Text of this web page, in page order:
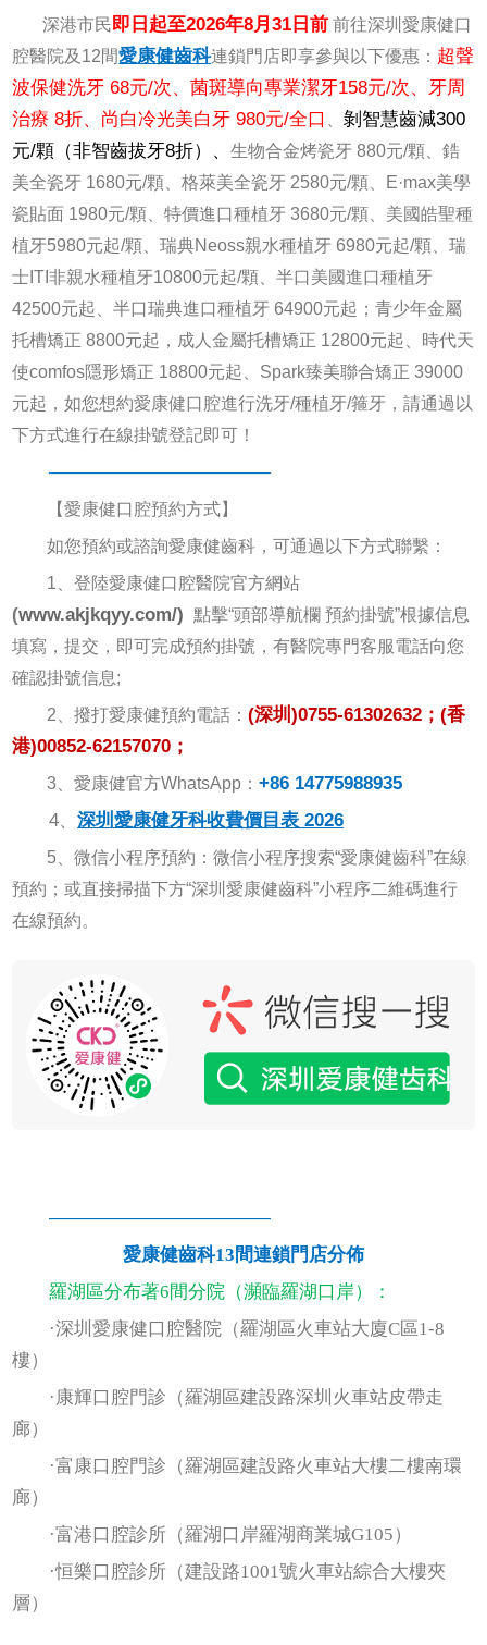
深港市民即日起至2026年8月31日前 前往深圳愛康健口
腔醫院及12間愛康健齒科連鎖門店即享參與以下優惠： 超聲
波保健洗牙 68元/次、菌斑導向專業潔牙158元/次、牙周
治療 8折、尚白冷光美白牙 980元/全口
、剝智慧齒減300
元/顆（非智齒拔牙8折）、生物合金烤瓷牙 880元/顆、鋯
美全瓷牙 1680元/顆、格萊美全瓷牙 2580元/顆、E·max美學
瓷貼面 1980元/顆、特價進口種植牙 3680元/顆、美國皓聖種
植牙5980元起/顆、瑞典Neoss親水種植牙 6980元起/顆、瑞
士ITI非親水種植牙10800元起/顆、半口美國進口種植牙
42500元起、半口瑞典進口種植牙 64900元起；青少年金屬
托槽矯正 8800元起，成人金屬托槽矯正 12800元起、時代天
使comfos隱形矯正 18800元起、Spark臻美聯合矯正 39000
元起，如您想約愛康健口腔進行洗牙/種植牙/箍牙，請通過以
下方式進行在線掛號登記即可！
————————————
【愛康健口腔預約方式】
如您預約或諮詢愛康健齒科，可通過以下方式聯繫：
1、登陸愛康健口腔醫院官方網站
(www.akjkqyy.com/) 點擊“頭部導航欄 預約掛號”根據信息
填寫，提交，即可完成預約掛號，有醫院專門客服電話向您
確認掛號信息;
2、撥打愛康健預約電話：(深圳)0755-61302632；(香
港)00852-62157070；
3、愛康健官方WhatsApp：+86 14775988935
4、深圳愛康健牙科收費價目表 2026
5、微信小程序預約：微信小程序搜索“愛康健齒科”在線
預約；或直接掃描下方“深圳愛康健齒科”小程序二維碼進行
在線預約。
————————————
愛康健齒科13間連鎖門店分佈
羅湖區分布著6間分院（瀕臨羅湖口岸）：
·深圳愛康健口腔醫院（羅湖區火車站大廈C區1-8
樓）
·康輝口腔門診（羅湖區建設路深圳火車站皮帶走
廊）
·富康口腔門診（羅湖區建設路火車站大樓二樓南環
廊）
·富港口腔診所（羅湖口岸羅湖商業城G105）
·恒樂口腔診所（建設路1001號火車站綜合大樓夾
層）